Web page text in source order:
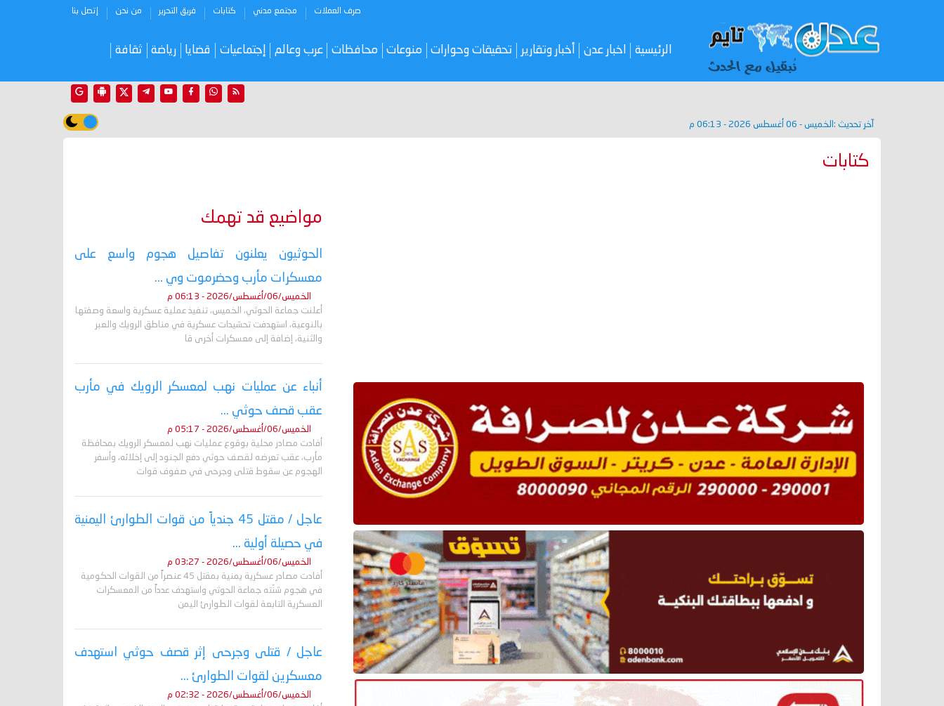
صرف العملات مجتمع مدني كتابات فريق التحرير من نحن إتصل بنا
الرئيسية اخبار عدن أخبار وتقارير تحقيقات وحوارات منوعات محافظات عرب وعالم إجتماعيات قضايا رياضة ثقافة
آخر تحديث : الخميس - 06 أغسطس 2026 - 06:13 م
كتابات
مواضيع قد تهمك
الحوثيون يعلنون تفاصيل هجوم واسع على
معسكرات مأرب وحضرموت وي ...
الخميس/06/أغسطس/2026 - 06:13 م
أعلنت جماعة الحوثي، الخميس، تنفيذ عملية عسكرية واسعة وصفتها
بالنوعية، استهدفت تحشيدات عسكرية في مناطق الرويك والعبر
والثنية، إضافة إلى معسكرات أخرى قا
أنباء عن عمليات نهب لمعسكر الرويك في مأرب
عقب قصف حوثي ...
الخميس/06/أغسطس/2026 - 05:17 م
أفادت مصادر محلية بوقوع عمليات نهب لمعسكر الرويك بمحافظة
مأرب، عقب تعرضه لقصف حوثي دفع الجنود إلى إخلائه، وأسفر
الهجوم عن سقوط قتلى وجرحى في صفوف قوات
عاجل / مقتل 45 جندياً من قوات الطوارئ اليمنية
في حصيلة أولية ...
الخميس/06/أغسطس/2026 - 03:27 م
أفادت مصادر عسكرية يمنية بمقتل 45 عنصراً من القوات الحكومية
في هجوم شنّته جماعة الحوثي واستهدف عدداً من المعسكرات
العسكرية التابعة لقوات الطوارئ اليمن
عاجل / قتلى وجرحى إثر قصف حوثي استهدف
معسكرين لقوات الطوارئ ...
الخميس/06/أغسطس/2026 - 02:32 م